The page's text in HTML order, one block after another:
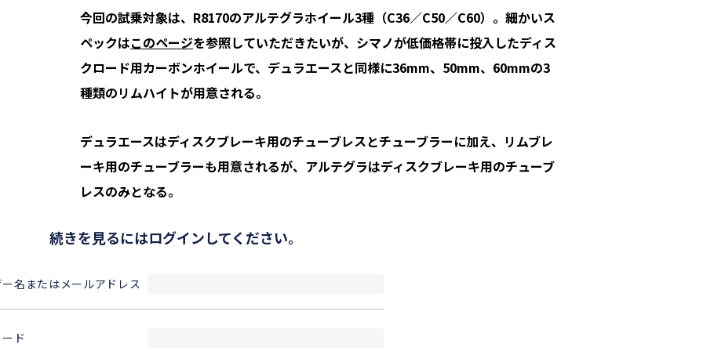
今回の試乗対象は、R8170のアルテグラホイール3種（C36／C50／C60）。細かいス
ペックはこのページを参照していただきたいが、シマノが低価格帯に投入したディス
クロード用カーボンホイールで、デュラエースと同様に36mm、50mm、60mmの3
種類のリムハイトが用意される。
デュラエースはディスクブレーキ用のチューブレスとチューブラーに加え、リムブレ
ーキ用のチューブラーも用意されるが、アルテグラはディスクブレーキ用のチューブ
レスのみとなる。
続きを見るにはログインしてください。
名またはメールアドレス
ド